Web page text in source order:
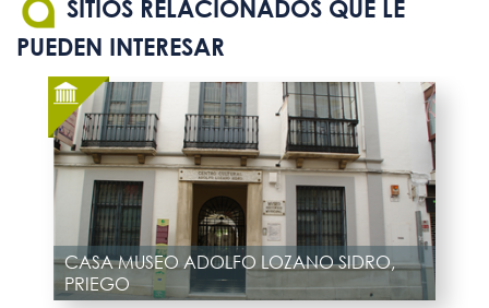
SITIOS RELACIONADOS QUE LE
PUEDEN INTERESAR
CASA MUSEO ADOLFO LOZANO SIDRO,
PRIEGO